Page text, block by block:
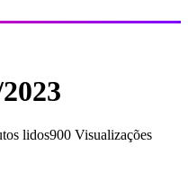
lidos900 Visualizações